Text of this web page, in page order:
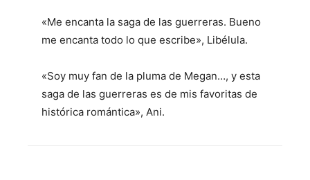
«Me encanta la saga de las guerreras. Bueno
me encanta todo lo que escribe», Libélula.
«Soy muy fan de la pluma de Megan…, y esta
saga de las guerreras es de mis favoritas de
histórica romántica», Ani.